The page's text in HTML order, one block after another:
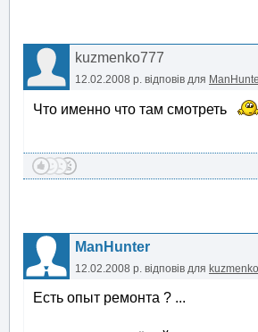
kuzmenko777
12.02.2008 р. відповів для
Что именно что там смотреть
ManHunter
12.02.2008 р. відповів для
Есть опыт ремонта ? ...